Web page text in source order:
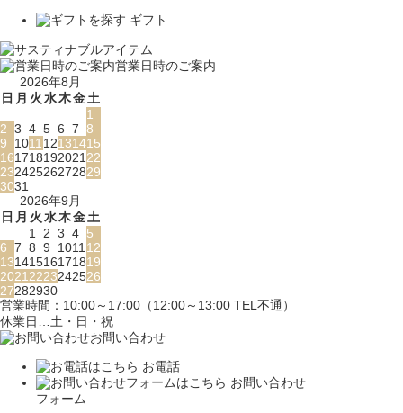
ギフト
営業日時のご案内
2026年8月
日 月 火水木金土
1
2 3 4 5 6 7 8
9
101112131415
16171819202122
23242526272829
3031
2026年9月
日 月 火水木金土
1 2 3 4 5
6 7 8 9 101112
13141516171819
20212223242526
27282930
営業時間：10:00～17:00（12:00～13:00 TEL不通）
休業日…土・日・祝
お問い合わせ
お電話
お問い合わせ
フォーム